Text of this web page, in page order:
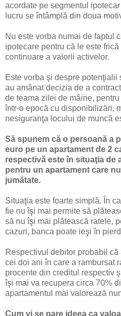
acordate pe segmentul
lucru se întâmplă din doua
Nu este vorba numai de faptul
ipotecare pentru că le este
continuare a valorii activelor.
Este vorba şi despre
au amânat decizia de a
de teama zilei de mâine,
într-o epocă cu disponibilizări,
nesiguranţa locului de muncă
Să spunem că o persoană a
euro pe un apartament de 2
respectivă este în situaţia de
pentru un apartament care
jumătate.
Situaţia este foarte simplă. În
fie nu îşi mai permite să
să nu îşi mai plătească ratele,
cazuri, banca poate ieşi în
Respectivul debitor probabil
cei doi ani în care a rambursat
procente din creditul respectiv
îşi mai va recupera circa 70%
apartamentul mai valorează
Cum vi se pare ideea ca